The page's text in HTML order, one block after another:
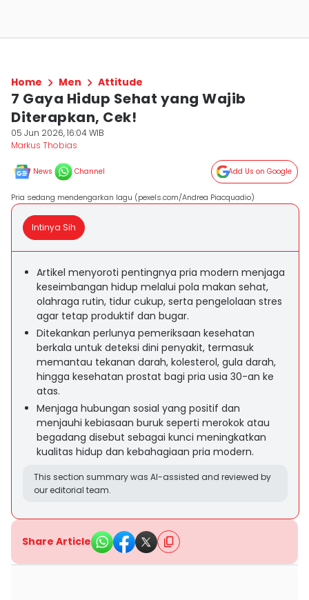
Home Men Attitude
7 Gaya Hidup Sehat yang Wajib
Diterapkan, Cek!
05 Jun 2026, 16:04 WIB
Markus Thobias
News Channel Add Us on Google
Pria sedang mendengarkan lagu (pexels.com/Andrea Piacquadio)
Intinya Sih
Artikel menyoroti pentingnya pria modern menjaga
keseimbangan hidup melalui pola makan sehat,
olahraga rutin, tidur cukup, serta pengelolaan stres
agar tetap produktif dan bugar.
Ditekankan perlunya pemeriksaan kesehatan
berkala untuk deteksi dini penyakit, termasuk
memantau tekanan darah, kolesterol, gula darah,
hingga kesehatan prostat bagi pria usia 30-an ke
atas.
Menjaga hubungan sosial yang positif dan
menjauhi kebiasaan buruk seperti merokok atau
begadang disebut sebagai kunci meningkatkan
kualitas hidup dan kebahagiaan pria modern.
This section summary was AI-assisted and reviewed by
our editorial team.
Share Article